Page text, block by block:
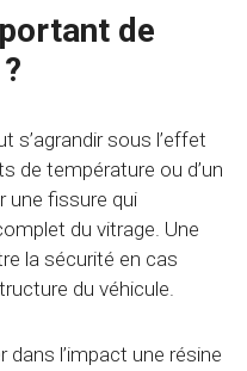
de
s’agrandir sous l’effet
de température ou d’un
une fissure qui
du vitrage. Une
la sécurité en cas
du véhicule.
l’impact une résine